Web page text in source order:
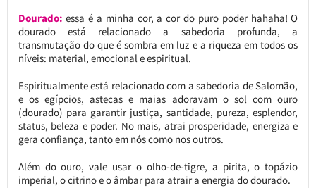
Dourado:essa é a minha cor, a cor do puro poder hahaha! O
dourado está relacionado a sabedoria profunda, a
transmutação do que é sombra em luz e a riqueza em todos os
níveis: material, emocional e espiritual.
Espiritualmente está relacionado com a sabedoria de Salomão,
e os egípcios, astecas e maias adoravam o sol com ouro
(dourado) para garantir justiça, santidade, pureza, esplendor,
status, beleza e poder. No mais, atrai prosperidade, energiza e
gera confiança, tanto em nós como nos outros.
Além do ouro, vale usar o olho-de-tigre, a pirita, o topázio
imperial, o citrino e o âmbar para atrair a energia do dourado.